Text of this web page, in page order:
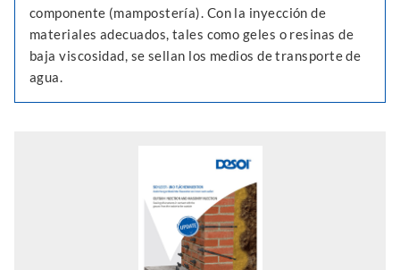
componente (mampostería). Con la inyección de
materiales adecuados, tales como geles o resinas de
baja viscosidad, se sellan los medios de transporte de
agua.